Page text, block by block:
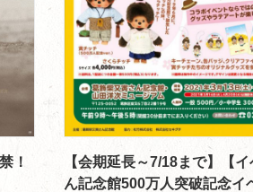
！
【会期延長～7/18まで】【
ん記念館500万人突破記念イ